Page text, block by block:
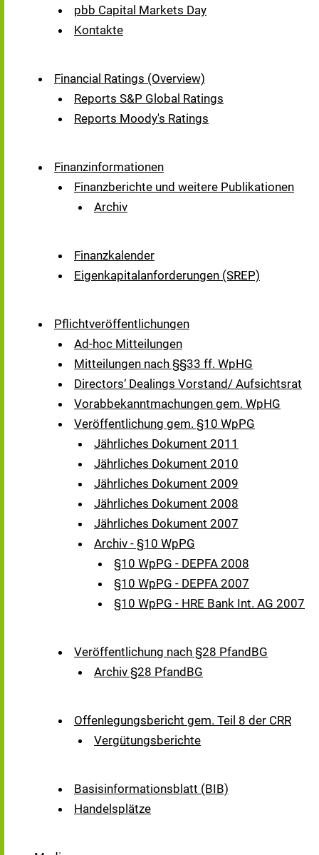
pbb Capital Markets Day
Kontakte
Financial Ratings (Overview)
Reports S&P Global Ratings
Reports Moody's Ratings
Finanzinformationen
Finanzberichte und weitere Publikationen
Archiv
Finanzkalender
Eigenkapitalanforderungen (SREP)
Pflichtveröffentlichungen
Ad-hoc Mitteilungen
Mitteilungen nach §§33 ff. WpHG
Directors‘ Dealings Vorstand/ Aufsichtsrat
Vorabbekanntmachungen gem. WpHG
Veröffentlichung gem. §10 WpPG
Jährliches Dokument 2011
Jährliches Dokument 2010
Jährliches Dokument 2009
Jährliches Dokument 2008
Jährliches Dokument 2007
Archiv - §10 WpPG
§10 WpPG - DEPFA 2008
§10 WpPG - DEPFA 2007
§10 WpPG - HRE Bank Int. AG 2007
Veröffentlichung nach §28 PfandBG
Archiv §28 PfandBG
Offenlegungsbericht gem. Teil 8 der CRR
Vergütungsberichte
Basisinformationsblatt (BIB)
Handelsplätze